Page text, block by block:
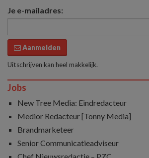
Je e-mailadres:
Aanmelden
Uitschrijven kan heel makkelijk.
Jobs
New Tree Media: Eindredacteur
Medior Redacteur [Tonny Media]
Brandmarketeer
Senior Communicatieadviseur